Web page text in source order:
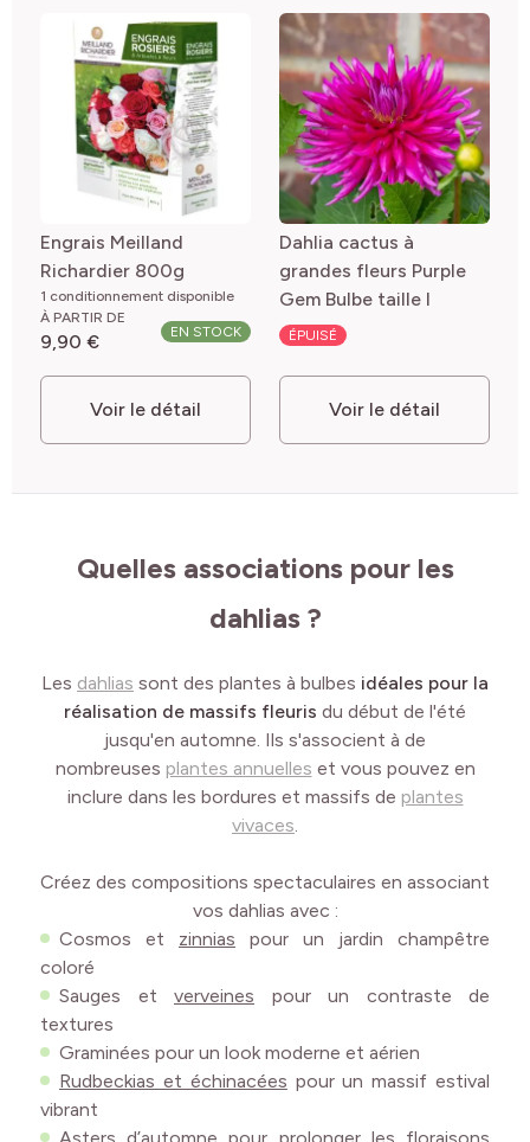
Engrais Meilland
Richardier 800g
1 conditionnement disponible
À PARTIR DE
9,90 € EN STOCK
Voir le détail
Dahlia cactus à
grandes fleurs Purple
Gem Bulbe taille I
ÉPUISÉ
Voir le détail
Quelles associations pour les
dahlias ?
Les dahlias sont des plantes à bulbes idéales pour la
réalisation de massifs fleuris du début de l'été
jusqu'en automne. Ils s'associent à de
nombreuses plantes annuelles et vous pouvez en
inclure dans les bordures et massifs de plantes
vivaces
Créez des compositions spectaculaires en associant
vos dahlias avec :
Cosmos et zinnias pour un jardin champêtre
coloré
Sauges et verveines pour un contraste de
textures
Graminées pour un look moderne et aérien
Rudbeckias et échinacées pour un massif estival
vibrant
Asters d’automne pour prolonger les floraisons